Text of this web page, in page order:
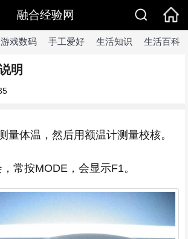
融合经验网
游戏数码 手工爱好 生活知识 生活百科
明
量体温，然后用额温计测量校核。
常按MODE，会显示F1。